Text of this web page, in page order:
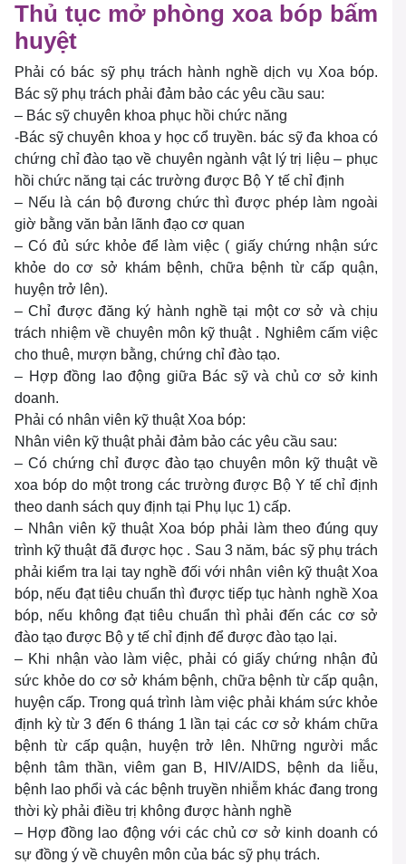
Thủ tục mở phòng xoa bóp bấm
huyệt
Phải có bác sỹ phụ trách hành nghề dịch vụ Xoa bóp.
Bác sỹ phụ trách phải đảm bảo các yêu cầu sau:
– Bác sỹ chuyên khoa phục hồi chức năng
-Bác sỹ chuyên khoa y học cổ truyền. bác sỹ đa khoa có
chứng chỉ đào tạo về chuyên ngành vật lý trị liệu – phục
hồi chức năng tại các trường được Bộ Y tế chỉ định
– Nếu là cán bộ đương chức thì được phép làm ngoài
giờ bằng văn bản lãnh đạo cơ quan
– Có đủ sức khỏe để làm việc ( giấy chứng nhận sức
khỏe do cơ sở khám bệnh, chữa bệnh từ cấp quận,
huyện trở lên).
– Chỉ được đăng ký hành nghề tại một cơ sở và chịu
trách nhiệm về chuyên môn kỹ thuật . Nghiêm cấm việc
cho thuê, mượn bằng, chứng chỉ đào tạo.
– Hợp đồng lao động giữa Bác sỹ và chủ cơ sở kinh
doanh.
Phải có nhân viên kỹ thuật Xoa bóp:
Nhân viên kỹ thuật phải đảm bảo các yêu cầu sau:
– Có chứng chỉ được đào tạo chuyên môn kỹ thuật về
xoa bóp do một trong các trường được Bộ Y tế chỉ định
theo danh sách quy định tại Phụ lục 1) cấp.
– Nhân viên kỹ thuật Xoa bóp phải làm theo đúng quy
trình kỹ thuật đã được học . Sau 3 năm, bác sỹ phụ trách
phải kiểm tra lại tay nghề đối với nhân viên kỹ thuật Xoa
bóp, nếu đạt tiêu chuẩn thì được tiếp tục hành nghề Xoa
bóp, nếu không đạt tiêu chuẩn thì phải đến các cơ sở
đào tạo được Bộ y tế chỉ định để được đào tạo lại.
– Khi nhận vào làm việc, phải có giấy chứng nhận đủ
sức khỏe do cơ sở khám bệnh, chữa bệnh từ cấp quận,
huyện cấp. Trong quá trình làm việc phải khám sức khỏe
định kỳ từ 3 đến 6 tháng 1 lần tại các cơ sở khám chữa
bệnh từ cấp quận, huyện trở lên. Những người mắc
bệnh tâm thần, viêm gan B, HIV/AIDS, bệnh da liễu,
bệnh lao phổi và các bệnh truyền nhiễm khác đang trong
thời kỳ phải điều trị không được hành nghề
– Hợp đồng lao động với các chủ cơ sở kinh doanh có
sự đồng ý về chuyên môn của bác sỹ phụ trách.